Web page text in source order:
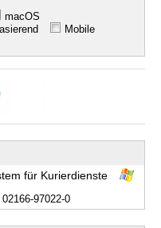
macOS
Mobile
für Kurierdienste
02166-97022-0